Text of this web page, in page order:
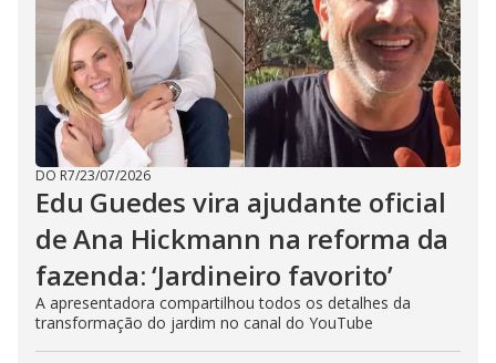
DO R7/23/07/2026
Edu Guedes vira ajudante oficial
de Ana Hickmann na reforma da
fazenda: ‘Jardineiro favorito’
A apresentadora compartilhou todos os detalhes da
transformação do jardim no canal do YouTube